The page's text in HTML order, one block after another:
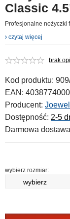
Classic
Profesjonalne nożyczki
czytaj więcej
brak
Kod produktu:
EAN:
Producent: Joewell
Dostępność: 2-5
Darmowa dostawa
wybierz rozmiar:
wybierz